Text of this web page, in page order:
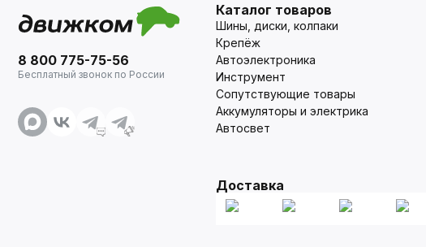
8 800 775-75-56
Бесплатный звонок по России
Каталог товаров
Шины, диски, колпаки
Крепёж
Автоэлектроника
Инструмент
Сопутствующие товары
Аккумуляторы и электрика
Автосвет
Доставка